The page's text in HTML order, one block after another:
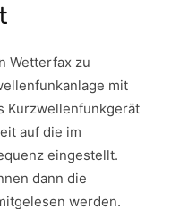
Wetterfax zu
mit
Kurzwellenfunkgerät
auf die im
eingestellt.
dann die
werden.